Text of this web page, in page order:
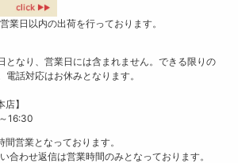
業日以内の出荷を行っております。
となり、営業日には含まれません。できる限りの
電話対応はお休みとなります。
】
16:30
営業となっております。
合わせ返信は営業時間のみとなっております。